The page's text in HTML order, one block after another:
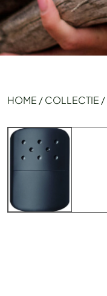
HOME /COLLECTIE /